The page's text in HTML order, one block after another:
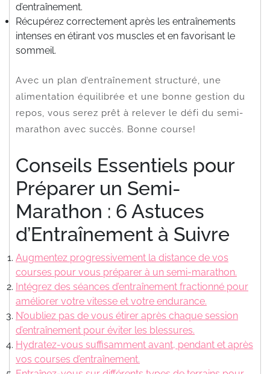
d’entraînement.
Récupérez correctement après les entraînements
intenses en étirant vos muscles et en favorisant le
sommeil.
Avec un plan d’entraînement structuré, une
alimentation équilibrée et une bonne gestion du
repos, vous serez prêt à relever le défi du semi-
marathon avec succès. Bonne course!
Conseils Essentiels pour
Préparer un Semi-
Marathon : 6 Astuces
d’Entraînement à Suivre
Augmentez progressivement la distance de vos
courses pour vous préparer à un semi-marathon.
Intégrez des séances d’entraînement fractionné pour
améliorer votre vitesse et votre endurance.
N’oubliez pas de vous étirer après chaque session
d’entraînement pour éviter les blessures.
Hydratez-vous suffisamment avant, pendant et après
vos courses d’entraînement.